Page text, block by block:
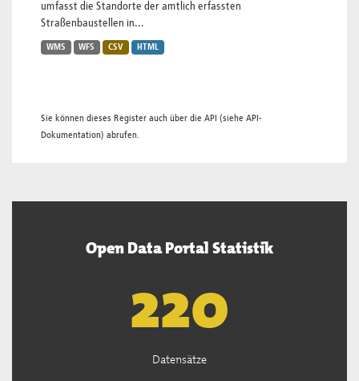
umfasst die Standorte der amtlich erfassten
Straßenbaustellen in...
WMS WFS CSV HTML
Sie können dieses Register auch über die API (siehe API-
Dokumentation) abrufen.
Open Data Portal Statistik
222
Datensätze